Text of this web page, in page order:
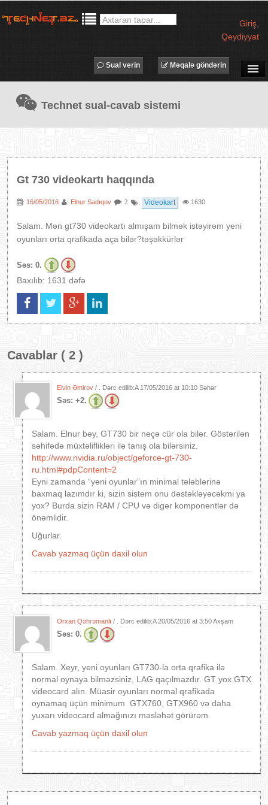
Giriş
Qeydiyyat
TECHNET TV
MƏQALƏLƏR
PROQRAMLAR
AVADANLIQLAR
IT LÜĞƏT
XƏBƏRLƏR
Məqalə göndərin
Sual verin
Technet sual-cavab sistemi
Gt 730 videokartı haqqında
: 16/05/2016 : Elnur Sadıqov : 2 : Videokart 1630
Salam. Mən gt730 videokartı almışam bilmək istəyirəm yeni
oyunları orta qrafikada aça bilər?təşəkkürlər
Səs: 0.
Baxılıb: 1631 dəfə
Cavablar ( 2 )
Elvin Əmirov / . Dərc edilib:A 17/05/2016 at 10:10 Səhər
Səs: +2.
Salam. Elnur bəy, GT730 bir neçə cür ola bilər. Göstərilən
səhifədə müxtəliflikləri ilə tanış ola bilərsiniz.
http://www.nvidia.ru/object/geforce-gt-730-
ru.html#pdpContent=2
Eyni zamanda “yeni oyunlar”ın minimal tələblərinə
baxmaq lazımdır ki, sizin sistem onu dəstəkləyəcəkmi ya
yox? Burda sizin RAM / CPU və digər komponentlər də
önəmlidir.
Uğurlar.
Cavab yazmaq üçün daxil olun
Orxan Qəhrəmanlı / . Dərc edilib:A20/05/2016 at 3:50 Axşam
Səs: 0.
Salam. Xeyr, yeni oyunları GT730-la orta qrafika ilə
normal oynaya bilməzsiniz, LAG qaçılmazdır. GT yox GTX
videocard alın. Müasir oyunları normal qrafikada
oynamaq üçün minimum GTX760, GTX960 və daha
yuxarı videocard almağınızı məsləhət görürəm.
Cavab yazmaq üçün daxil olun